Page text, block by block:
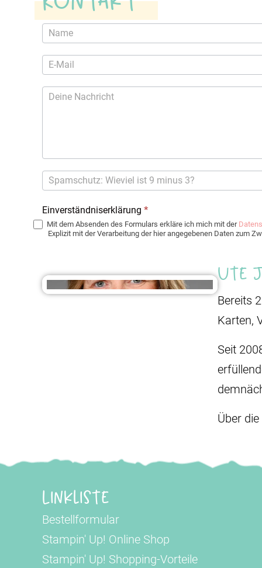
Kontaktformular
Einverständniserklärung *
Mit dem Absenden des Formulars erkläre ich mich mit der
Explizit mit der Verarbeitung der hier angegebenen Daten zum
Ute
Bereits
Karten,
Seit
Über
Linkliste
Bestellformular
Stampin' Up! Online Shop
Stampin' Up! Shopping-Vorteile